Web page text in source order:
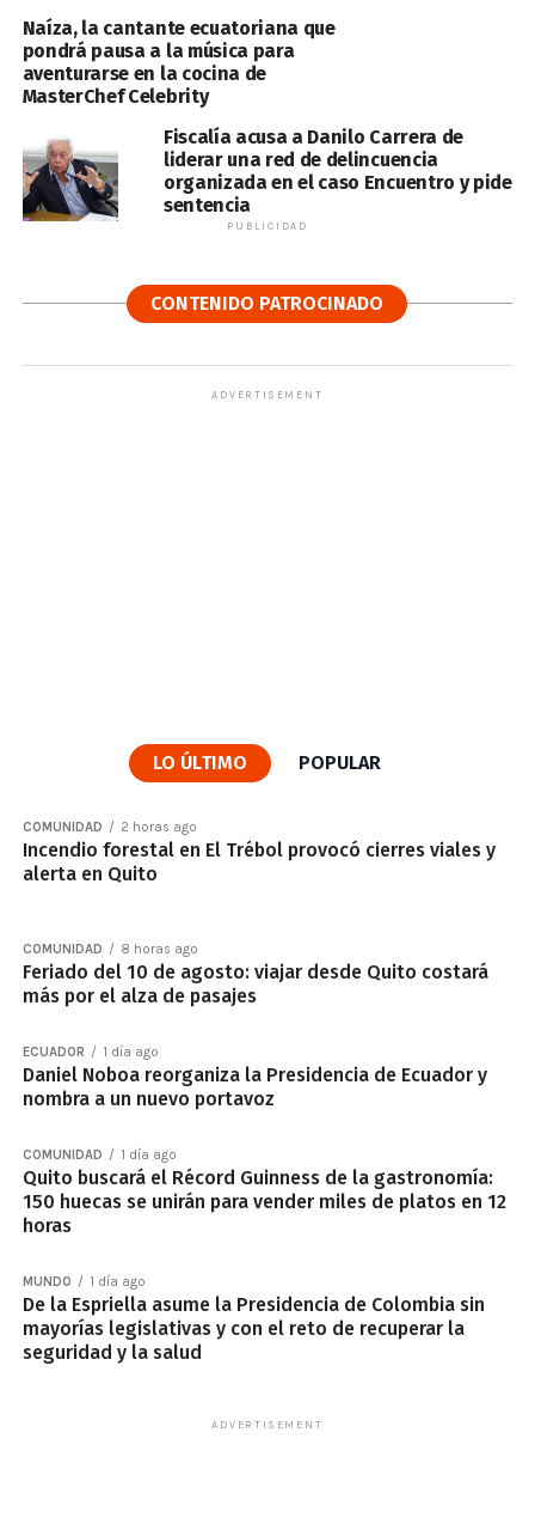
Naíza, la cantante ecuatoriana que
pondrá pausa a la música para
aventurarse en la cocina de
MasterChef Celebrity
Fiscalía acusa a Danilo Carrera de
liderar una red de delincuencia
organizada en el caso Encuentro y pide
sentencia
PUBLICIDAD
CONTENIDO PATROCINADO
ADVERTISEMENT
LO ÚLTIMO POPULAR
COMUNIDAD 2 horas ago
Incendio forestal en El Trébol provocó cierres viales y
alerta en Quito
COMUNIDAD 8 horas ago
Feriado del 10 de agosto: viajar desde Quito costará
más por el alza de pasajes
ECUADOR 1 día ago
Daniel Noboa reorganiza la Presidencia de Ecuador y
nombra a un nuevo portavoz
COMUNIDAD 1 día ago
Quito buscará el Récord Guinness de la gastronomía:
150 huecas se unirán para vender miles de platos en 12
horas
MUNDO 1 día ago
De la Espriella asume la Presidencia de Colombia sin
mayorías legislativas y con el reto de recuperar la
seguridad y la salud
ADVERTISEMENT